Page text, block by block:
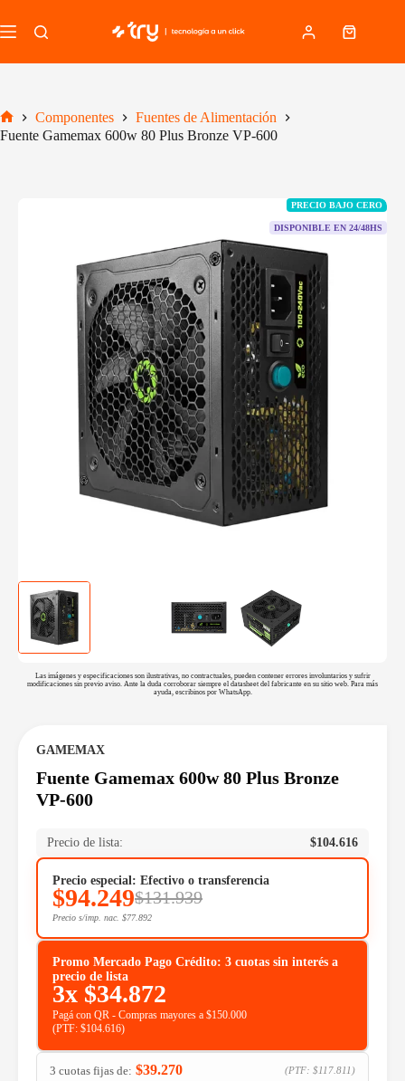
al
contenido
Carro
Inicio
Componentes
Fuentes de Alimentación
Fuente Gamemax 600w 80 Plus Bronze VP-600
PRECIO BAJO CERO
DISPONIBLE EN 24/48HS
Las imágenes y especificaciones son ilustrativas, no contractuales, pueden contener errores involuntarios y sufrir
modificaciones sin previo aviso. Ante la duda corroborar siempre el datasheet del fabricante en su sitio web. Para más
ayuda, escribinos por WhatsApp.
GAMEMAX
Fuente Gamemax 600w 80 Plus Bronze
VP-600
Precio de lista: $104.616
Precio especial: Efectivo o transferencia
$94.249$131.939
Precio s/imp. nac. $77.892
Promo Mercado Pago Crédito: 3 cuotas sin interés a
precio de lista
3x $34.872
Pagá con QR - Compras mayores a $150.000
(PTF: $104.616)
3 cuotas fijas de: $39.270 (PTF: $117.811 )